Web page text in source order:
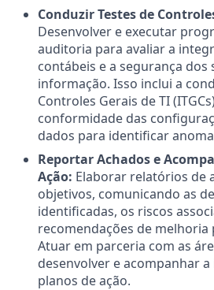
Conduzir Testes de
Desenvolver e executar
auditoria para avaliar a
contábeis e a segurança dos
informação. Isso inclui a
Controles Gerais de TI
conformidade das
dados para identificar
Reportar Achados e
Ação: Elaborar relatórios de
objetivos, comunicando as
identificadas, os riscos
recomendações de melhoria
Atuar em parceria com as
desenvolver e acompanhar
planos de ação.